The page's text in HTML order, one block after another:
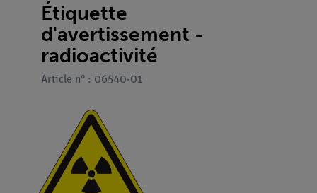
Étiquette
d'avertissement -
radioactivité
Article n° : 06540-01